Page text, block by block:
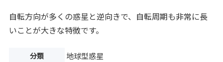
自転方向が多くの惑星と逆向きで、自転周期も非常に長
いことが大きな特徴です。
分類 地球型惑星